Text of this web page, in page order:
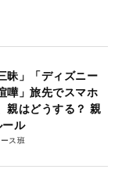
昧」「ディズニー
嘩」旅先でスマホ
親はどうする？ 親
ール
ス班